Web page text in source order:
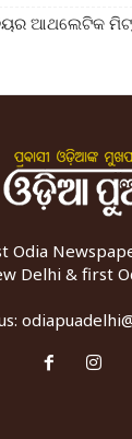
ଆଥଲେଟିକ
Odia
Delhi & first